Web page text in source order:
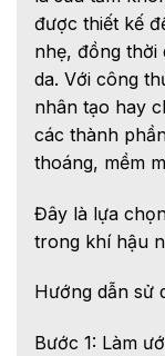
được thiết kế
nhẹ, đồng thời
da. Với công
nhân tạo hay
các thành
thoáng, mềm
Đây là lựa
trong khí hậu
Hướng dẫn sử
Bước 1: Làm